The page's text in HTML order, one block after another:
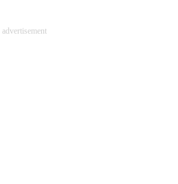
advertisement